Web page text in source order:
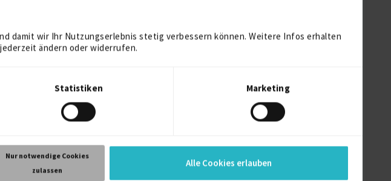
damit wir Ihr Nutzungserlebnis stetig verbessern können. Weitere Infos erhalten
ändern oder widerrufen.
Statistiken Marketing
Nur notwendige Cookies
zulassen
Alle Cookies erlauben
Verfügbarkeit einsehen